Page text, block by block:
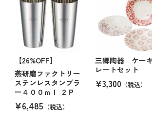
【26%OFF】
燕研磨ファクトリー
ステンレスタンブラ
ー４００ｍｌ ２Ｐ
¥6,485 （税込）
三郷陶器 ケー
レートセット
¥3,300 （税込）